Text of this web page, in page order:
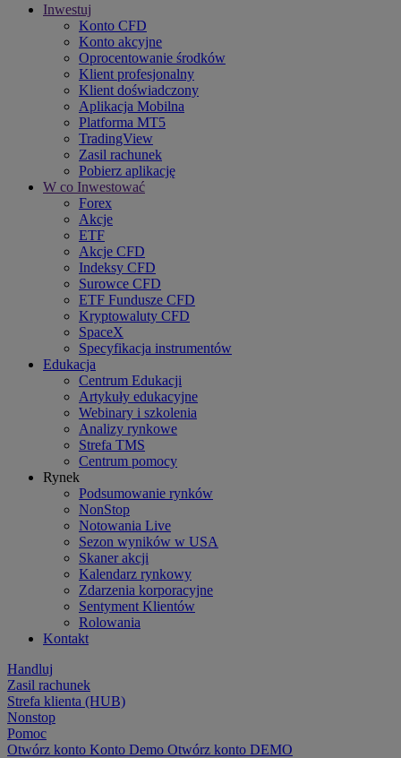
Inwestuj
Konto CFD
Konto akcyjne
Oprocentowanie środków
Klient profesjonalny
Klient doświadczony
Aplikacja Mobilna
Platforma MT5
TradingView
Zasil rachunek
Pobierz aplikację
W co Inwestować
Forex
Akcje
ETF
Akcje CFD
Indeksy CFD
Surowce CFD
ETF Fundusze CFD
Kryptowaluty CFD
SpaceX
Specyfikacja instrumentów
Edukacja
Centrum Edukacji
Artykuły edukacyjne
Webinary i szkolenia
Analizy rynkowe
Strefa TMS
Centrum pomocy
Rynek
Podsumowanie rynków
NonStop
Notowania Live
Sezon wyników w USA
Skaner akcji
Kalendarz rynkowy
Zdarzenia korporacyjne
Sentyment Klientów
Rolowania
Kontakt
Handluj
Zasil rachunek
Strefa klienta (HUB)
Nonstop
Pomoc
Otwórz konto Konto Demo Otwórz konto DEMO